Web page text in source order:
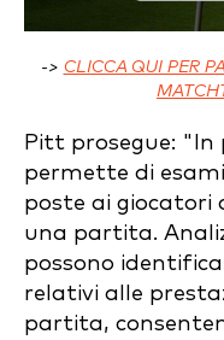
-> CLICCA QUI PER
Pitt prosegue: "In
permette di
poste ai giocatori
una partita.
possono
relativi alle
partita,